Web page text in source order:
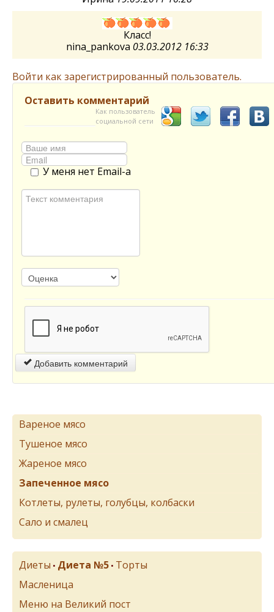
Класс!
nina_pankova 03.03.2012 16:33
Войти как зарегистрированный пользователь.
Оставить комментарий
Как пользователь
социальной сети
У меня нет Email-а
Добавить комментарий
Вареное мясо
Тушеное мясо
Жареное мясо
Запеченное мясо
Котлеты, рулеты, голубцы, колбаски
Сало и смалец
Диеты • Диета №5 • Торты
Масленица
Меню на Великий пост